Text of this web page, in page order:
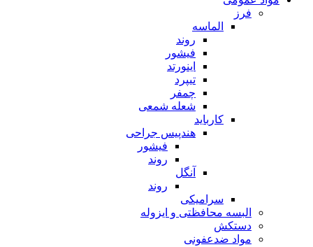
فرز
الماسه
روند
فیشور
اینورتد
تیپرد
چمفر
شعله شمعی
کارباید
هندپیس جراحی
فیشور
روند
آنگل
روند
سرامیکی
البسه محافظتی و ایزوله
دستکش
مواد ضدعفونی